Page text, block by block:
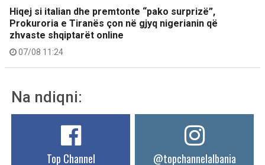
Hiqej si italian dhe premtonte “pako surprizë”,
Prokuroria e Tiranës çon në gjyq nigerianin që
zhvaste shqiptarët online
07/08 11:24
Na ndiqni:
Top Channel @topchannelalbania